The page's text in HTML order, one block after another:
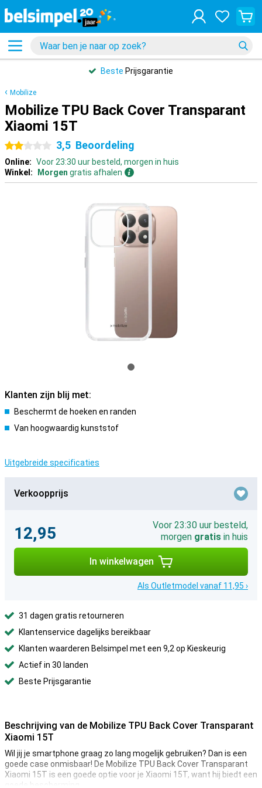
Beste Prijsgarantie
Mobilize
Mobilize TPU Back Cover Transparant
Xiaomi 15T
2 sterren3,5 Beoordeling
Online: Voor 23:30 uur besteld, morgen in huis
Winkel:
Morgen gratis afhalen
Klanten zijn blij met:
Beschermt de hoeken en randen
Van hoogwaardig kunststof
Uitgebreide specificaties
Verkoopprijs
12,95
Voor 23:30 uur besteld,
morgen gratis in huis
In winkelwagen
Als Outletmodel vanaf 11,95 ›
31 dagen gratis retourneren
Klantenservice dagelijks bereikbaar
Klanten waarderen Belsimpel met een 9,2 op Kieskeurig
Actief in 30 landen
Beste Prijsgarantie
Beschrijving van de Mobilize TPU Back Cover Transparant
Xiaomi 15T
Wil jij je smartphone graag zo lang mogelijk gebruiken? Dan is een
goede case onmisbaar! De Mobilize TPU Back Cover Transparant
Xiaomi 15T is een goede optie voor je Xiaomi 15T, want hij biedt een
goede bescherming.